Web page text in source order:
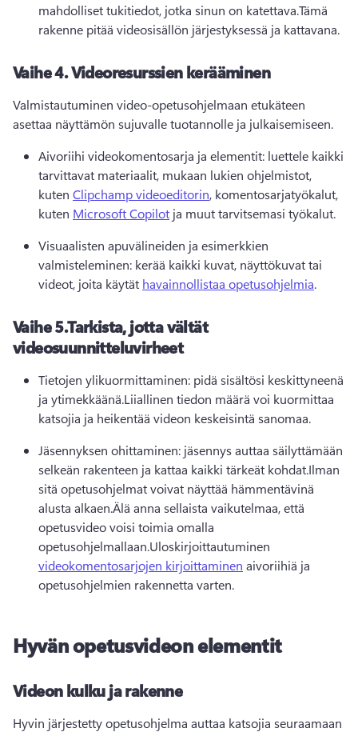
mahdolliset tukitiedot, jotka sinun on katettava.Tämä
rakenne pitää videosisällön järjestyksessä ja kattavana.
Vaihe 4.Videoresurssien kerääminen
Valmistautuminen video-opetusohjelmaan etukäteen
asettaa näyttämön sujuvalle tuotannolle ja julkaisemiseen.
Aivoriihi videokomentosarja ja elementit: luettele kaikki
tarvittavat materiaalit, mukaan lukien ohjelmistot,
kuten Clipchamp videoeditorin, komentosarjatyökalut,
kuten Microsoft Copilot ja muut tarvitsemasi työkalut.
Visuaalisten apuvälineiden ja esimerkkien
valmisteleminen: kerää kaikki kuvat, näyttökuvat tai
videot, joita käytät havainnollistaa opetusohjelmia.
Vaihe 5.Tarkista, jotta vältät
videosuunnitteluvirheet
Tietojen ylikuormittaminen: pidä sisältösi keskittyneenä
ja ytimekkäänä.Liiallinen tiedon määrä voi kuormittaa
katsojia ja heikentää videon keskeisintä sanomaa.
Jäsennyksen ohittaminen: jäsennys auttaa säilyttämään
selkeän rakenteen ja kattaa kaikki tärkeät kohdat.Ilman
sitä opetusohjelmat voivat näyttää hämmentävinä
alusta alkaen.Älä anna sellaista vaikutelmaa, että
opetusvideo voisi toimia omalla
opetusohjelmallaan.Uloskirjoittautuminen
videokomentosarjojen kirjoittaminen aivoriihiä ja
opetusohjelmien rakennetta varten.
Hyvän opetusvideon elementit
Videon kulku ja rakenne
Hyvin järjestetty opetusohjelma auttaa katsojia seuraamaan